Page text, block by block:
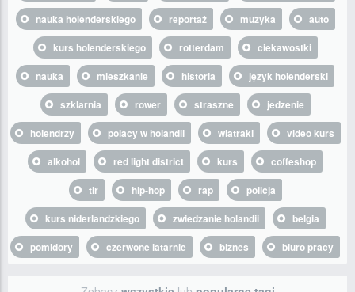
nauka holenderskiego
reportaż muzyka
auto
kurs holenderskiego
rotterdam
ciekawostki
nauka
mieszkanie historia
język holenderski
szklarnia
rower straszne
jedzenie
holendrzy
polacy w holandii wiatraki
video kurs
alkohol
red light district kurs
coffeshop
tir
hip-hop rap
policja
kurs niderlandzkiego
zwiedzanie holandii
belgia
pomidory
czerwone latarnie biznes biuro pracy